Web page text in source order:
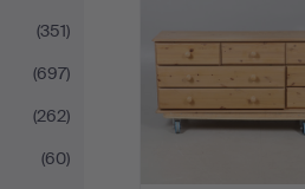
(351)
(697)
(262)
(60)